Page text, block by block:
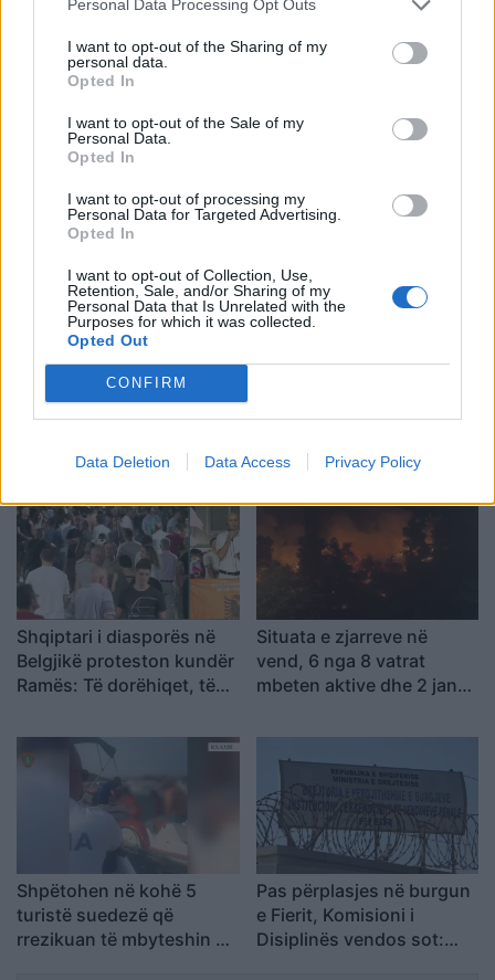
Personal Data Processing Opt Outs
I want to opt-out of the Sharing of my
personal data.
Opted In
I want to opt-out of the Sale of my
Personal Data.
Opted In
I want to opt-out of processing my
Personal Data for Targeted Advertising.
Opted In
I want to opt-out of Collection, Use,
Retention, Sale, and/or Sharing of my
Personal Data that Is Unrelated with the
Purposes for which it was collected.
Opted Out
CONFIRM
Data Deletion Data Access Privacy Policy
Zelensky rikonfirmon në
Serbi qëndrimin për
ukrainas: Gabim
diplomatik, Ukraina duhet
Vihet nën kontroll zjarri në
ullinj
Përfundon protesta e 71-
të qytetare, mesazhi i
më shumë”, kërkohet
Shqiptari i diasporës në
Belgjikë proteston kundër
Ramës: Të dorëhiqet, të
Shqipërinë larg politikës
së vjetër
Situata e zjarreve në
vend, 6 nga 8 vatrat
mbeten aktive dhe 2 janë
Shpëtohen në kohë 5
turistë suedezë që
rrezikuan të mbyteshin në
Pas përplasjes në burgun
e Fierit, Komisioni i
Disiplinës vendos sot: